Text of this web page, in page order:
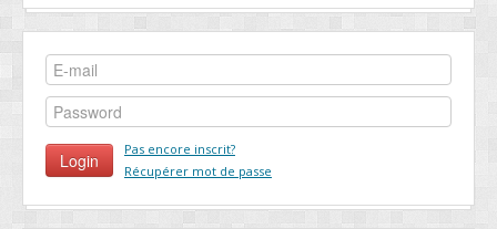
Pas encore inscrit?
Récupérer mot de passe